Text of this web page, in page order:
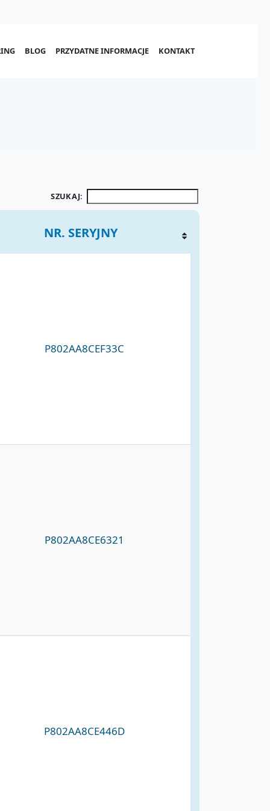
BLOG PRZYDATNE INFORMACJE KONTAKT
SZUKAJ:
NR. SERYJNY
P802AA8CEF33C
P802AA8CE6321
P802AA8CE446D